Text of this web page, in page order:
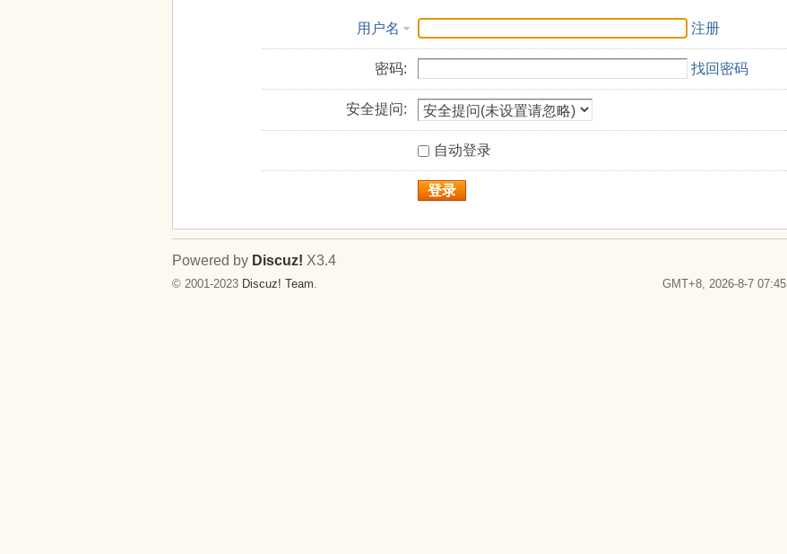
用户名 注册
密码: 找回密码
安全提问:
自动登录
登录
GMT+8, 2026-8-7 07:45
Powered by Discuz! X3.4
© 2001-2023 Discuz! Team.